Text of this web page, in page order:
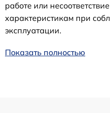
работе или
характеристикам при
эксплуатации.
Показать полностью